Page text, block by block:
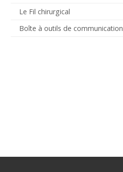
Le Fil chirurgical
Boîte à outils de communication